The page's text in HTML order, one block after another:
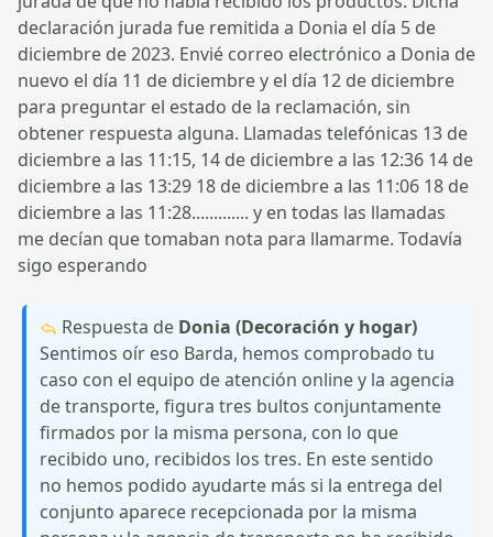
declaración jurada fue remitida a Donia el día 5 de
diciembre de 2023. Envié correo electrónico a Donia de
nuevo el día 11 de diciembre y el día 12 de diciembre
para preguntar el estado de la reclamación, sin
obtener respuesta alguna. Llamadas telefónicas 13 de
diciembre a las 11:15, 14 de diciembre a las 12:36 14 de
diciembre a las 13:29 18 de diciembre a las 11:06 18 de
diciembre a las 11:28............. y en todas las llamadas
me decían que tomaban nota para llamarme. Todavía
sigo esperando
Respuesta de Donia (Decoración y hogar)
Sentimos oír eso Barda, hemos comprobado tu
caso con el equipo de atención online y la agencia
de transporte, figura tres bultos conjuntamente
firmados por la misma persona, con lo que
recibido uno, recibidos los tres. En este sentido
no hemos podido ayudarte más si la entrega del
conjunto aparece recepcionada por la misma